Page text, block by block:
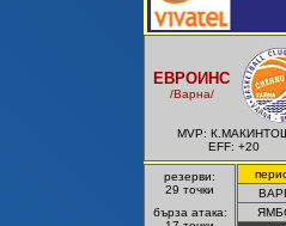
ЕВРОИНС
/Варна/
MVP:
EFF: +20
резерви:
29 точки
бърза атака: